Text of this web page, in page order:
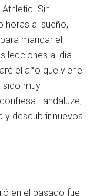
Sin
horas al sueño,
maridar el
lecciones al día.
el año que viene
sido muy
Landaluze,
y descubrir nuevos
en el pasado fue